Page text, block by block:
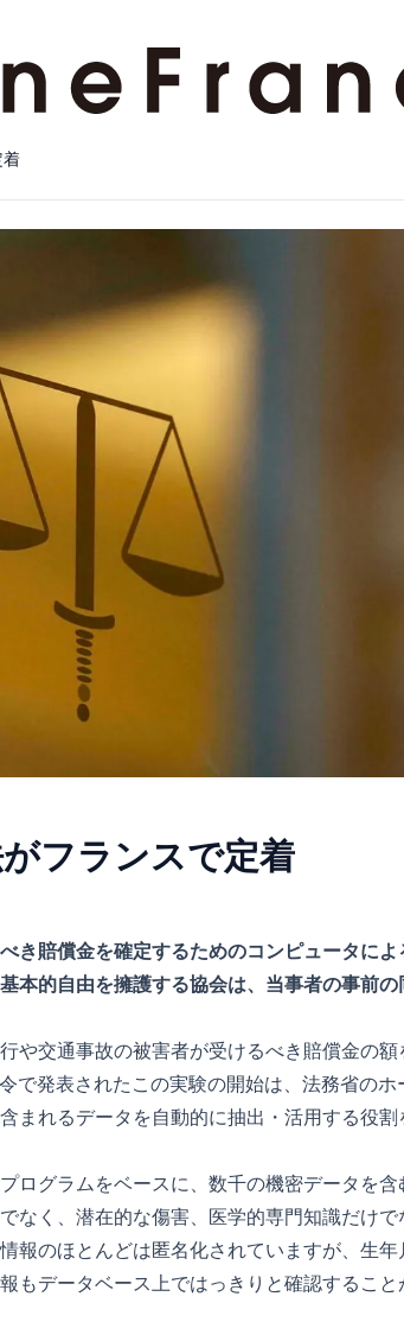
フランスで定着
き賠償金を確定するためのコンピュータに
本的自由を擁護する協会は、当事者の事前
や交通事故の被害者が受けるべき賠償金の
で発表されたこの実験の開始は、法務省のホ
まれるデータを自動的に抽出・活用する役
ログラムをベースに、数千の機密データを
なく、潜在的な傷害、医学的専門知識だけ
報のほとんどは匿名化されていますが、生
データベース上ではっきりと確認すること